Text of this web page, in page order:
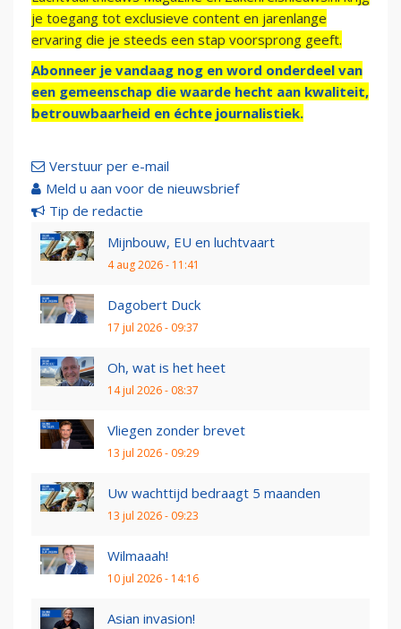
je toegang tot exclusieve content en jarenlange
ervaring die je steeds een stap voorsprong geeft.
Abonneer je vandaag nog en word onderdeel van
een gemeenschap die waarde hecht aan kwaliteit,
betrouwbaarheid en échte journalistiek.
Verstuur per e-mail
Meld u aan voor de nieuwsbrief
Tip de redactie
Mijnbouw, EU en luchtvaart
4 aug 2026 - 11:41
Dagobert Duck
17 jul 2026 - 09:37
Oh, wat is het heet
14 jul 2026 - 08:37
Vliegen zonder brevet
13 jul 2026 - 09:29
Uw wachttijd bedraagt 5 maanden
13 jul 2026 - 09:23
Wilmaaah!
10 jul 2026 - 14:16
Asian invasion!